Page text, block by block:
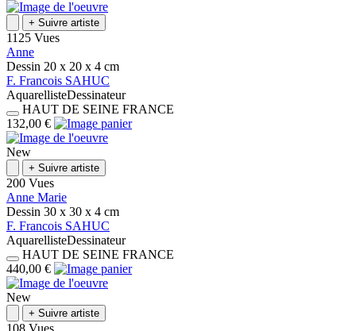
+ Suivre artiste
1125 Vues
Anne
Dessin 20 x 20 x 4 cm
F. Francois SAHUC
AquarellisteDessinateur
HAUT DE SEINE FRANCE
132,00 €
New
+ Suivre artiste
200 Vues
Anne Marie
Dessin 30 x 30 x 4 cm
F. Francois SAHUC
AquarellisteDessinateur
HAUT DE SEINE FRANCE
440,00 €
New
+ Suivre artiste
108 Vues